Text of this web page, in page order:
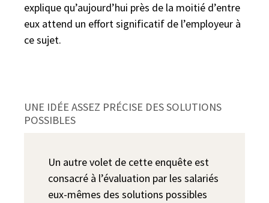
explique qu’aujourd’hui près de la moitié d’entre
eux attend un effort significatif de l’employeur à
ce sujet.
UNE IDÉE ASSEZ PRÉCISE DES SOLUTIONS
POSSIBLES
Un autre volet de cette enquête est
consacré à l’évaluation par les salariés
eux-mêmes des solutions possibles